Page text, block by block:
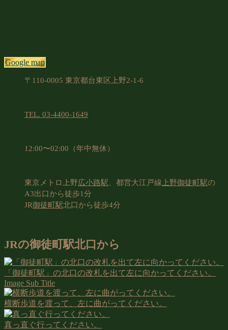
Google map
〒110-0005 東京都台東区上野2-1-6
TEL. 03-4400-1649
12:00〜02:00（年中無休）
東京メトロ上野広小路駅 、都営大江戸線 上野御徒町駅の
A3出口から徒歩1分
JR御徒町駅北口から徒歩4分
JRの御徒町駅北口から
「御徒町駅」の北口の改札を出て左に向かってください。
Image Sub Title
横断歩道を渡って、左に曲がってください。
真っ直ぐ行ってください。